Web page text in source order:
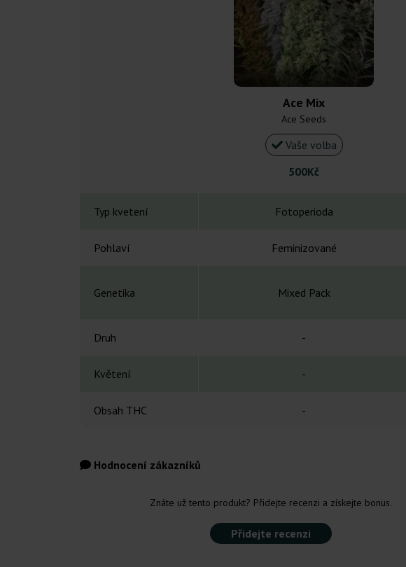
Ace Mix
Ace Seeds
Vaše volba
500Kč
Typ kvetení Fotoperioda
Pohlaví Feminizované
Genetika Mixed Pack
Druh -
Květení -
Obsah THC -
Hodnocení zákazníků
Znáte už tento produkt? Přidejte recenzi a získejte bonus.
Přidejte recenzi